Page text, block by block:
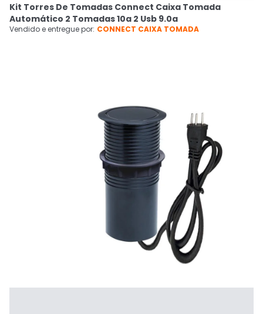
Cupons
CADASTRE-SE
Kit Torres De Tomadas Connect Caixa Tomada
Automático 2 Tomadas 10a 2 Usb 9.0a
Vendido e entregue por: CONNECT CAIXA TOMADA